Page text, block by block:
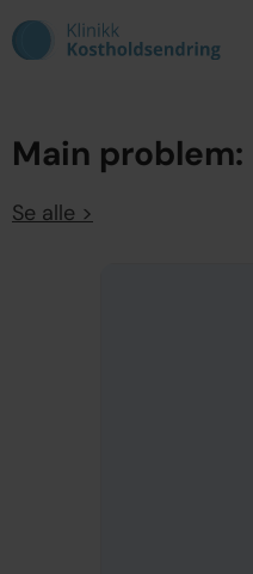
Main problem:
Se alle >